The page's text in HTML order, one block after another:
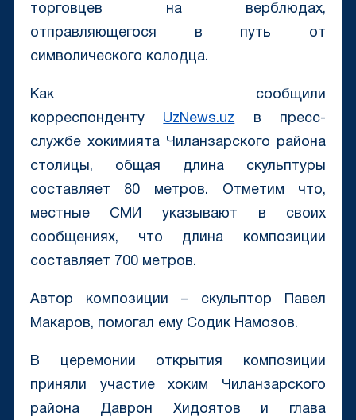
торговцев на верблюдах,
отправляющегося в путь от
символического колодца.
Как сообщили
корреспонденту UzNews.uz в пресс-
службе хокимията Чиланзарского района
столицы, общая длина скульптуры
составляет 80 метров. Отметим что,
местные СМИ указывают в своих
сообщениях, что длина композиции
составляет 700 метров.
Автор композиции – скульптор Павел
Макаров, помогал ему Содик Намозов.
В церемонии открытия композиции
приняли участие хоким Чиланзарского
района Даврон Хидоятов и глава